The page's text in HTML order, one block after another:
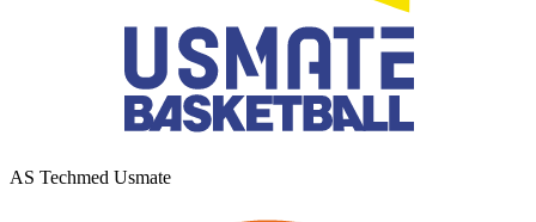
AS Techmed Usmate